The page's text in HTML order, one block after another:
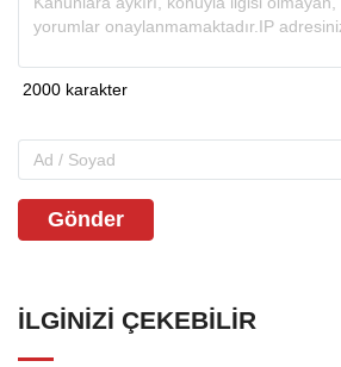
Gönder
İLGINIZI ÇEKEBILIR